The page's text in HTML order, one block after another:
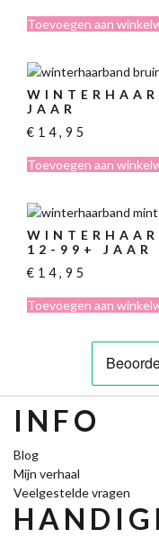
Toevoegen aan
JAAR
€ 14,95
Toevoegen aan
12-99+ JAAR
€ 14,95
Toevoegen aan
INFO
Blog
Mijn verhaal
Veelgestelde vragen